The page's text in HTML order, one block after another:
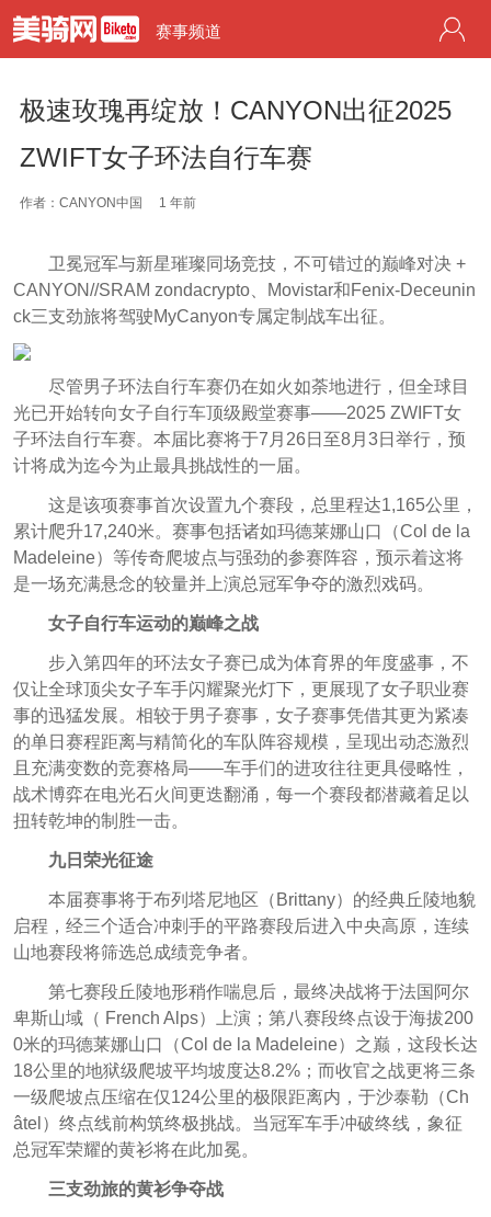
赛事频道
极速玫瑰再绽放！CANYON出征2025
ZWIFT女子环法自行车赛
作者：CANYON中国 1 年前
卫冕冠军与新星璀璨同场竞技，不可错过的巅峰对决 +
CANYON//SRAM zondacrypto、Movistar和Fenix-Deceunin
ck三支劲旅将驾驶MyCanyon专属定制战车出征。
尽管男子环法自行车赛仍在如火如荼地进行，但全球目
光已开始转向女子自行车顶级殿堂赛事——2025 ZWIFT女
子环法自行车赛。本届比赛将于7月26日至8月3日举行，预
计将成为迄今为止最具挑战性的一届。
这是该项赛事首次设置九个赛段，总里程达1,165公里，
累计爬升17,240米。赛事包括诸如玛德莱娜山口（Col de la
Madeleine）等传奇爬坡点与强劲的参赛阵容，预示着这将
是一场充满悬念的较量并上演总冠军争夺的激烈戏码。
女子自行车运动的巅峰之战
步入第四年的环法女子赛已成为体育界的年度盛事，不
仅让全球顶尖女子车手闪耀聚光灯下，更展现了女子职业赛
事的迅猛发展。相较于男子赛事，女子赛事凭借其更为紧凑
的单日赛程距离与精简化的车队阵容规模，呈现出动态激烈
且充满变数的竞赛格局——车手们的进攻往往更具侵略性，
战术博弈在电光石火间更迭翻涌，每一个赛段都潜藏着足以
扭转乾坤的制胜一击。
九日荣光征途
本届赛事将于布列塔尼地区（Brittany）的经典丘陵地貌
启程，经三个适合冲刺手的平路赛段后进入中央高原，连续
山地赛段将筛选总成绩竞争者。
第七赛段丘陵地形稍作喘息后，最终决战将于法国阿尔
卑斯山域（ French Alps）上演；第八赛段终点设于海拔200
0米的玛德莱娜山口（Col de la Madeleine）之巅，这段长达
18公里的地狱级爬坡平均坡度达8.2%；而收官之战更将三条
一级爬坡点压缩在仅124公里的极限距离内，于沙泰勒（Ch
âtel）终点线前构筑终极挑战。当冠军车手冲破终线，象征
总冠军荣耀的黄衫将在此加冕。
三支劲旅的黄衫争夺战